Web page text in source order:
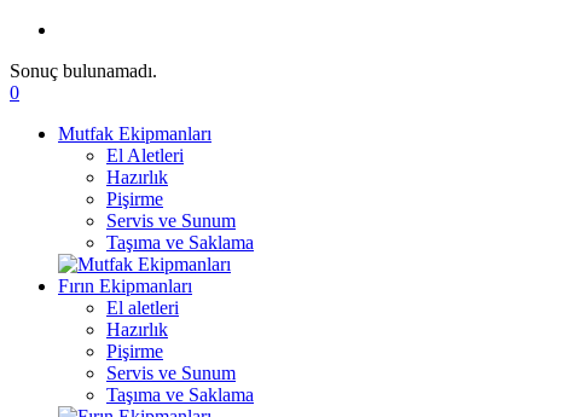
Sonuç bulunamadı.
0
Mutfak Ekipmanları
El Aletleri
Hazırlık
Pişirme
Servis ve Sunum
Taşıma ve Saklama
Fırın Ekipmanları
El aletleri
Hazırlık
Pişirme
Servis ve Sunum
Taşıma ve Saklama